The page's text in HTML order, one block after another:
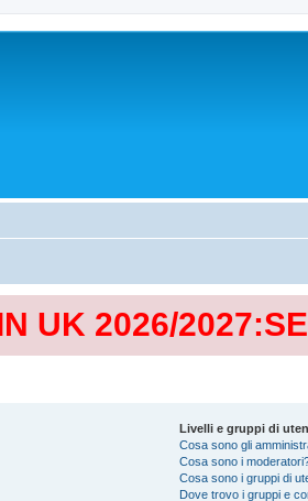
UK 2026/
Livelli e gruppi di
Cosa sono gli
Cosa sono i
Cosa sono i gruppi di
Dove trovo i gruppi e